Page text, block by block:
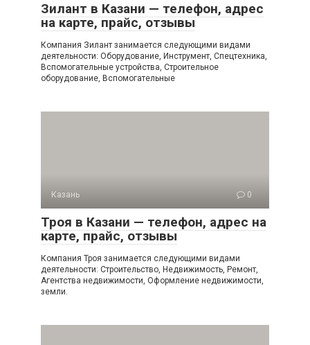
Зилант в Казани — телефон, адрес
на карте, прайс, отзывы
Компания Зилант занимается следующими видами
деятельности: Оборудование, Инструмент, Спецтехника,
Вспомогательные устройства, Строительное
оборудование, Вспомогательные
Казань 0
Троя в Казани — телефон, адрес на
карте, прайс, отзывы
Компания Троя занимается следующими видами
деятельности: Строительство, Недвижимость, Ремонт,
Агентства недвижимости, Оформление недвижимости,
земли.